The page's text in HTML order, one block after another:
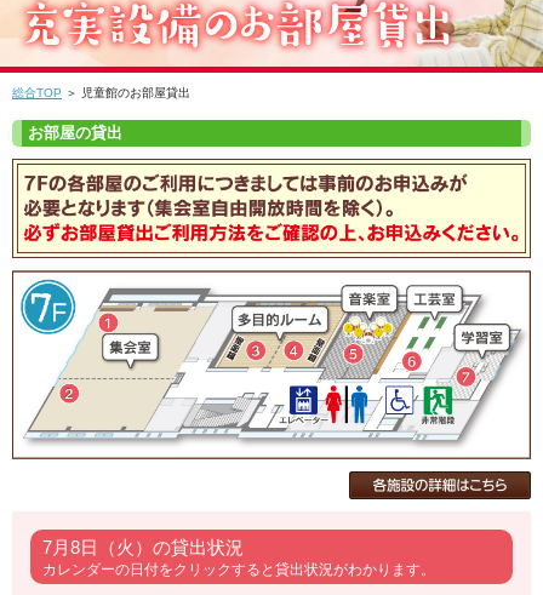
総合TOP ＞ 児童館のお部屋貸出
7月8日（火）の貸出状況
カレンダーの日付をクリックすると貸出状況がわかります。